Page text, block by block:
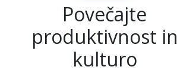
Povečajte
produktivnost in
kulturo